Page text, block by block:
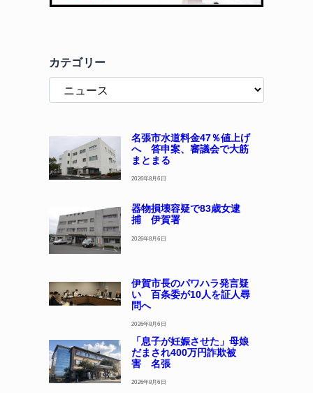
カテゴリー
名張市水道料金47％値上げ
へ 答申案、審議会で大筋
まとまる
2026年8月6日
器物損壊容疑で83歳女逮
捕 伊賀署
2026年8月6日
伊賀市長のパワハラ発言疑
い 百条委が10人を証人尋
問へ
2026年8月6日
「息子が妊娠させた」母娘
だまされ400万円詐欺被
害 名張
2026年8月6日